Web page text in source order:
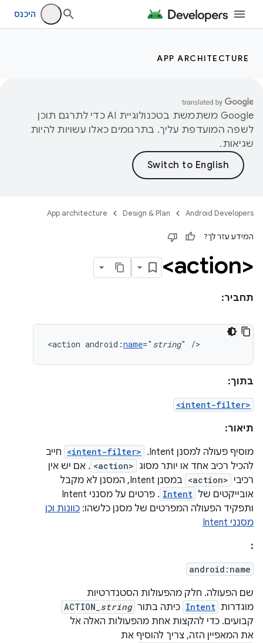
היכנס
APP ARCHITECTURE
‫Google משתמשת בטכנולוגיית AI כדי לתרגם תוכן
לשפה המועדפת עליך. בתרגומים כאלו עשויות להיות
שגיאות.
Android Developers
Design & Plan
App architecture
המידע עזר לך?
<action>
תחביר:
<action android:name=" string" />
בתוך:
<intent-filter>
תיאור:
מוסיף פעולה למסנן Intent.
<intent-filter> חייב
להכיל רכיב אחד או יותר מסוג <action> . אם יש אין
רכיבי <action>
במסנן Intent, המסנן לא מקבל
אובייקטים של Intent
. פרטים על מסנני Intent
ותפקיד הפעולה המפרטים של מסנן כלשהו: כוונות וכן
מסנני Intent
:
android:name
שם הפעולה. חלק מהפעולות הסטנדרטיות
מוגדרות Intent כיתה בתור ACTION_ string
קבועים. כדי להקצות אחת מהפעולות האלה אל
את המאפיין הזה, צריך להוסיף את